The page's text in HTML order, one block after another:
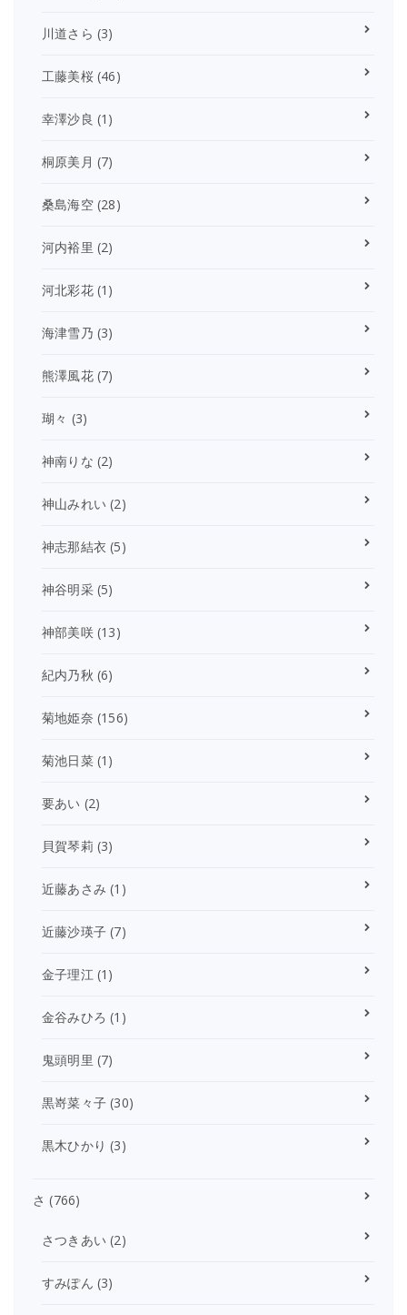
川道さら (3)
工藤美桜(46)
幸澤沙良 (1)
桐原美月 (7)
桑島海空(28)
河内裕里 (2)
河北彩花(1)
海津雪乃 (3)
熊澤風花(7)
瑚々 (3)
神南りな (2)
神山みれい (2)
神志那結衣 (5)
神谷明采(5)
神部美咲(13)
紀内乃秋 (6)
菊地姫奈 (156)
菊池日菜(1)
要あい (2)
貝賀琴莉 (3)
近藤あさみ (1)
近藤沙瑛子 (7)
金子理江(1)
金谷みひろ (1)
鬼頭明里 (7)
黒嵜菜々子 (30)
黒木ひかり (3)
さ (766)
さつきあい (2)
すみぽん (3)